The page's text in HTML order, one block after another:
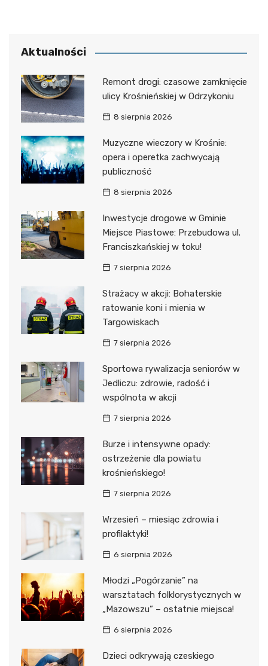
Aktualności
Remont drogi: czasowe zamknięcie
ulicy Krośnieńskiej w Odrzykoniu
8 sierpnia 2026
Muzyczne wieczory w Krośnie:
opera i operetka zachwycają
publiczność
8 sierpnia 2026
Inwestycje drogowe w Gminie
Miejsce Piastowe: Przebudowa ul.
Franciszkańskiej w toku!
7 sierpnia 2026
Strażacy w akcji: Bohaterskie
ratowanie koni i mienia w
Targowiskach
7 sierpnia 2026
Sportowa rywalizacja seniorów w
Jedliczu: zdrowie, radość i
wspólnota w akcji
7 sierpnia 2026
Burze i intensywne opady:
ostrzeżenie dla powiatu
krośnieńskiego!
7 sierpnia 2026
Wrzesień – miesiąc zdrowia i
profilaktyki!
6 sierpnia 2026
Młodzi „Pogórzanie” na
warsztatach folklorystycznych w
„Mazowszu” – ostatnie miejsca!
6 sierpnia 2026
Dzieci odkrywają czeskiego